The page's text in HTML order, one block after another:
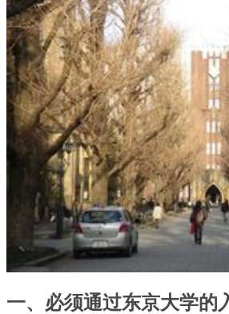
一、必须通过东京大学的